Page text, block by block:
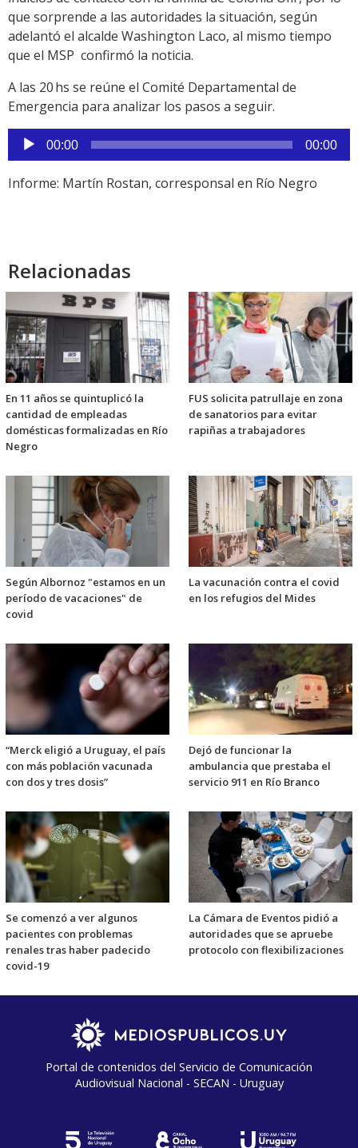
que sorprende a las autoridades la situación, según
adelantó el alcalde Washington Laco, al mismo tiempo
que el MSP confirmó la noticia.
A las 20 hs se reúne el Comité Departamental de
Emergencia para analizar los pasos a seguir.
Reproductor
de
audio
00:00 00:00
Informe: Martín Rostan, corresponsal en Río Negro
Relacionadas
En 11 años se quintuplicó la
cantidad de empleadas
domésticas formalizadas en Río
Negro
FUS solicita patrullaje en zona
de sanatorios para evitar
rapiñas a trabajadores
Según Albornoz "estamos en un
período de vacaciones" de
covid
La vacunación contra el covid
en los refugios del Mides
“Merck eligió a Uruguay, el país
con más población vacunada
con dos y tres dosis”
Dejó de funcionar la
ambulancia que prestaba el
servicio 911 en Río Branco
Se comenzó a ver algunos
pacientes con problemas
renales tras haber padecido
covid-19
La Cámara de Eventos pidió a
autoridades que se apruebe
protocolo con flexibilizaciones
Portal de contenidos del Servicio de Comunicación
Audiovisual Nacional - SECAN - Uruguay